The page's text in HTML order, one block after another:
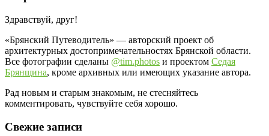
Здравствуй, друг!
«Брянский Путеводитель» — авторский проект об
архитектурных достопримечательностях Брянской области.
Все фотографии сделаны @tim.photos и проектом Седая
Брянщина, кроме архивных или имеющих указание автора.
Рад новым и старым знакомым, не стесняйтесь
комментировать, чувствуйте себя хорошо.
Свежие записи